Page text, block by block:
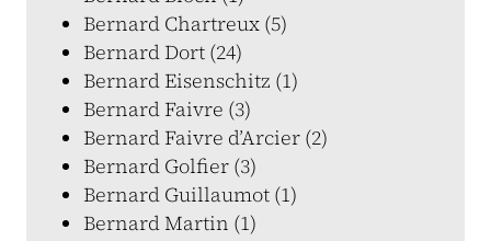
Bernard Chartreux (5)
Bernard Dort (24)
Bernard Eisenschitz (1)
Bernard Faivre (3)
Bernard Faivre d’Arcier (2)
Bernard Golfier (3)
Bernard Guillaumot (1)
Bernard Martin (1)